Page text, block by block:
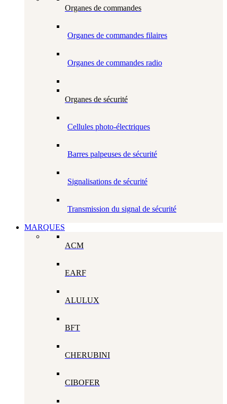
Organes de commandes
Organes de commandes filaires
Organes de commandes radio
Organes de sécurité
Cellules photo-électriques
Barres palpeuses de sécurité
Signalisations de sécurité
Transmission du signal de sécurité
MARQUES
ACM
EARF
ALULUX
BFT
CHERUBINI
CIBOFER